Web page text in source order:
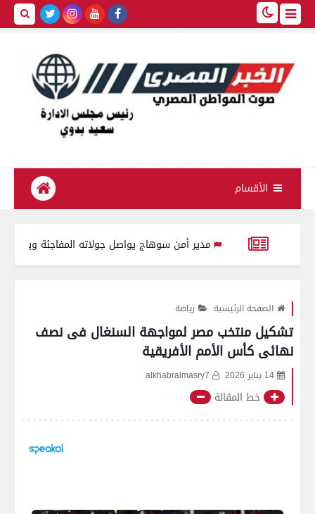
الأقسام
مدير أمن سوهاج يواصل جولاته المفاجئة ويتفقد الكنائس
الصفحة الرئيسية رياضة
تشكيل منتخب مصر لمواجهة السنغال فى نصف
نهائى كأس الأمم الأفريقية
14 يناير 2026 alkhabralmasry7
خط المقالة